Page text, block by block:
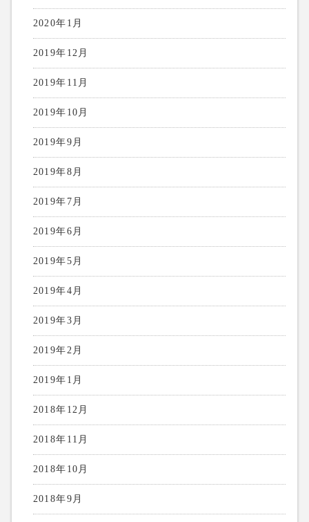
2020年1月
2019年12月
2019年11月
2019年10月
2019年9月
2019年8月
2019年7月
2019年6月
2019年5月
2019年4月
2019年3月
2019年2月
2019年1月
2018年12月
2018年11月
2018年10月
2018年9月